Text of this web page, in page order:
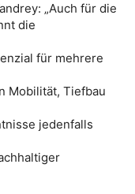
„Auch für die
die
für mehrere
Mobilität, Tiefbau
jedenfalls